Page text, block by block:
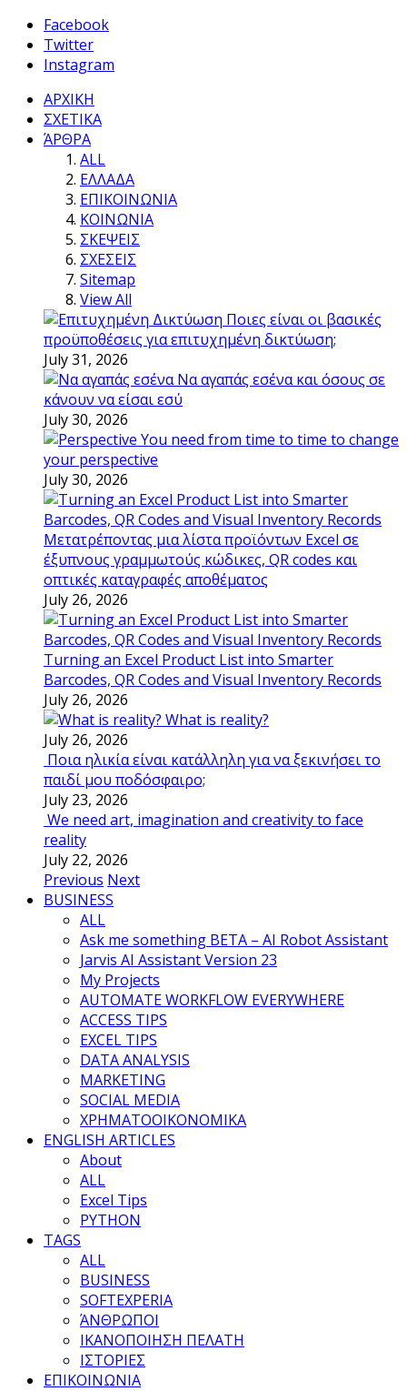
Facebook
Twitter
Instagram
ΑΡΧΙΚΗ
ΣΧΕΤΙΚΑ
ΆΡΘΡΑ
ALL
ΕΛΛΑΔΑ
ΕΠΙΚΟΙΝΩΝΙΑ
ΚΟΙΝΩΝΙΑ
ΣΚΕΨΕΙΣ
ΣΧΕΣΕΙΣ
Sitemap
View All
Ποιες είναι οι βασικές
προϋποθέσεις για επιτυχημένη δικτύωση;
July 31, 2026
Να αγαπάς εσένα και όσους σε
κάνουν να είσαι εσύ
July 30, 2026
You need from time to time to change
your perspective
July 30, 2026
Μετατρέποντας μια λίστα προϊόντων Excel σε
έξυπνους γραμμωτούς κώδικες, QR codes και
οπτικές καταγραφές αποθέματος
July 26, 2026
Turning an Excel Product List into Smarter
Barcodes, QR Codes and Visual Inventory Records
July 26, 2026
What is reality?
July 26, 2026
Ποια ηλικία είναι κατάλληλη για να ξεκινήσει το
παιδί μου ποδόσφαιρο;
July 23, 2026
We need art, imagination and creativity to face
reality
July 22, 2026
Previous Next
BUSINESS
ALL
Ask me something BETA – AI Robot Assistant
Jarvis AI Assistant Version 23
My Projects
AUTOMATE WORKFLOW EVERYWHERE
ACCESS TIPS
EXCEL TIPS
DATA ANALYSIS
MARKETING
SOCIAL MEDIA
ΧΡΗΜΑΤΟΟΙΚΟΝΟΜΙΚΑ
ENGLISH ARTICLES
About
ALL
Excel Tips
PYTHON
TAGS
ALL
BUSINESS
SOFTEXPERIA
ΆΝΘΡΩΠΟΙ
ΙΚΑΝΟΠΟΙΗΣΗ ΠΕΛΑΤΗ
ΙΣΤΟΡΙΕΣ
ΕΠΙΚΟΙΝΩΝΙΑ